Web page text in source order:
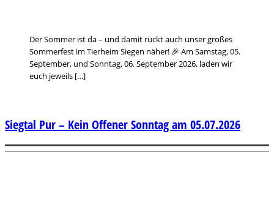
Der Sommer ist da – und damit rückt auch unser großes
Sommerfest im Tierheim Siegen näher! 🎉 Am Samstag, 05.
September, und Sonntag, 06. September 2026, laden wir
euch jeweils […]
Siegtal Pur – Kein Offener Sonntag am 05.07.2026